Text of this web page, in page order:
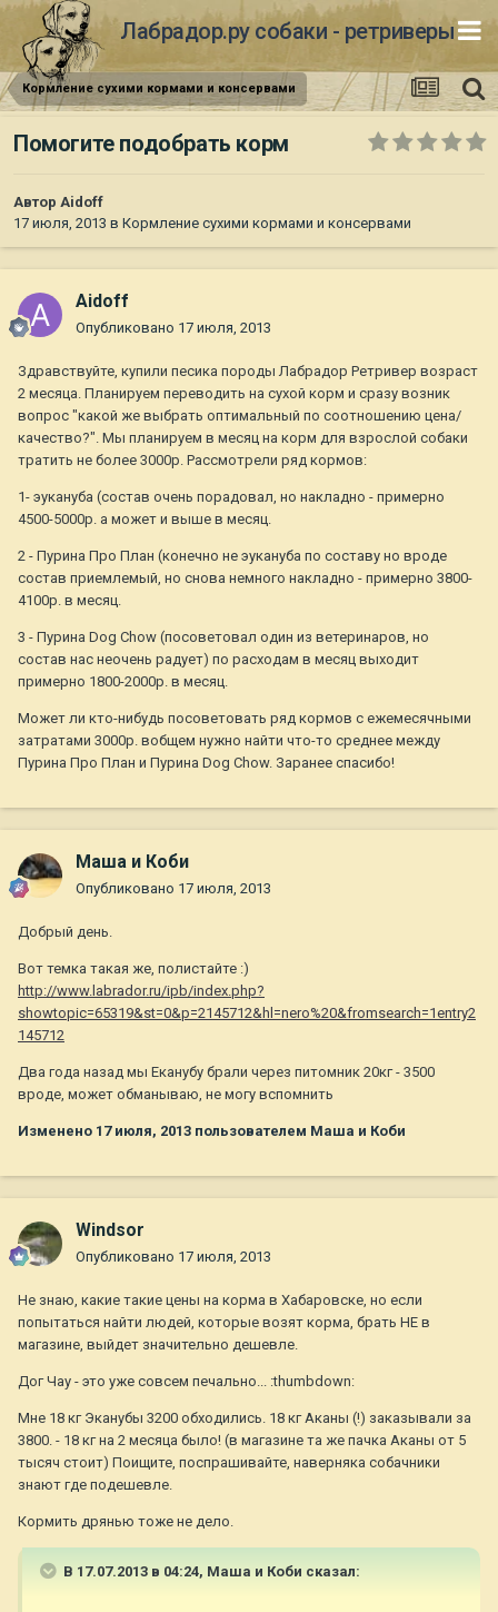
Лабрадор.ру собаки - ретриверы
Кормление сухими кормами и консервами
Помогите подобрать корм
Автор Aidoff
17 июля, 2013 в Кормление сухими кормами и консервами
Aidoff
Опубликовано 17 июля, 2013
Здравствуйте, купили песика породы Лабрадор Ретривер возраст
2 месяца. Планируем переводить на сухой корм и сразу возник
вопрос "какой же выбрать оптимальный по соотношению цена/
качество?". Мы планируем в месяц на корм для взрослой собаки
тратить не более 3000р. Рассмотрели ряд кормов:
1- эукануба (состав очень порадовал, но накладно - примерно
4500-5000р. а может и выше в месяц.
2 - Пурина Про План (конечно не эукануба по составу но вроде
состав приемлемый, но снова немного накладно - примерно 3800-
4100р. в месяц.
3 - Пурина Dog Chow (посоветовал один из ветеринаров, но
состав нас неочень радует) по расходам в месяц выходит
примерно 1800-2000р. в месяц.
Может ли кто-нибудь посоветовать ряд кормов с ежемесячными
затратами 3000р. вобщем нужно найти что-то среднее между
Пурина Про План и Пурина Dog Chow. Заранее спасибо!
Маша и Коби
Опубликовано 17 июля, 2013
Добрый день.
Вот темка такая же, полистайте :)
http://www.labrador.ru/ipb/index.php?
showtopic=65319&st=0&p=2145712&hl=nero%20&fromsearch=1entry2
145712
Два года назад мы Еканубу брали через питомник 20кг - 3500
вроде, может обманываю, не могу вспомнить
Изменено 17 июля, 2013 пользователем Маша и Коби
Windsor
Опубликовано 17 июля, 2013
Не знаю, какие такие цены на корма в Хабаровске, но если
попытаться найти людей, которые возят корма, брать НЕ в
магазине, выйдет значительно дешевле.
Дог Чау - это уже совсем печально... :thumbdown:
Мне 18 кг Эканубы 3200 обходились. 18 кг Аканы (!) заказывали за
3800. - 18 кг на 2 месяца было! (в магазине та же пачка Аканы от 5
тысяч стоит) Поищите, поспрашивайте, наверняка собачники
знают где подешевле.
Кормить дрянью тоже не дело.
В 17.07.2013 в 04:24, Маша и Коби сказал: